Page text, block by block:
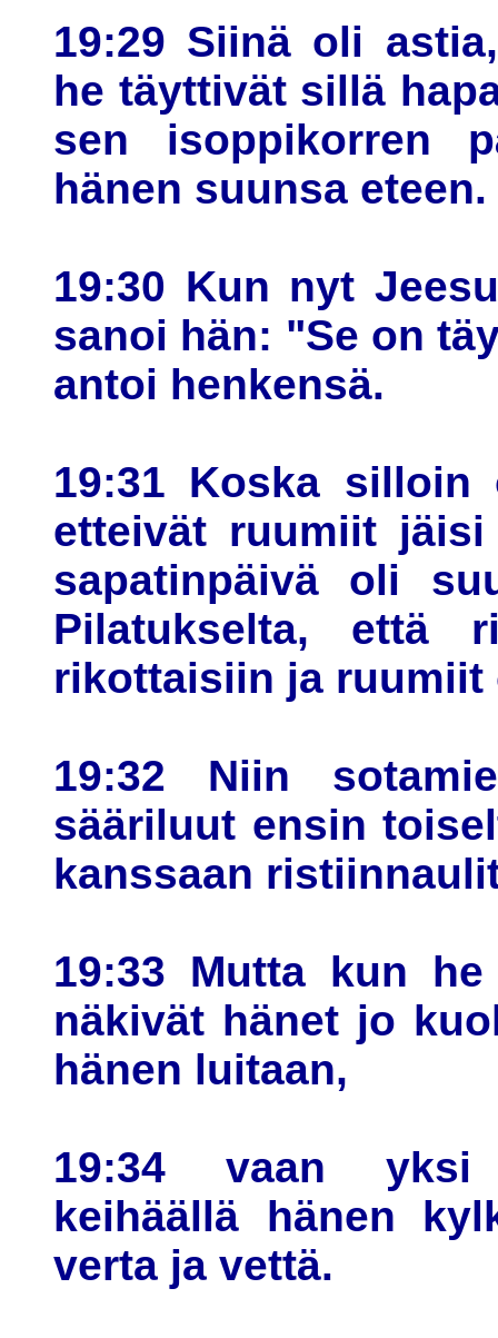
19:29 Siinä oli
he täyttivät sillä
sen isoppikorren
hänen suunsa eteen.
19:30 Kun nyt
sanoi hän: "Se on
antoi henkensä.
19:31 Koska
etteivät ruumiit
sapatinpäivä oli
Pilatukselta, että
rikottaisiin ja ruumiit
19:32 Niin
sääriluut ensin
kanssaan
19:33 Mutta kun
näkivät hänet jo
hänen luitaan,
19:34 vaan yksi
keihäällä hänen
verta ja vettä.